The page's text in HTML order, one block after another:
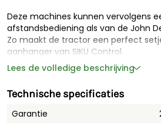
Deze machines kunnen vervolgens
afstandsbediening als van de John
Zo maakt de tractor een perfect
aanhanger van SIKU Control.
De John Deere 8345R is gemaakt
en kunststof en waarborgt daarmee
Zowel de tractor als de
door AAA-batterijen, 2 voor de
Lees de volledige beschrijving
Technische specificaties
Garantie